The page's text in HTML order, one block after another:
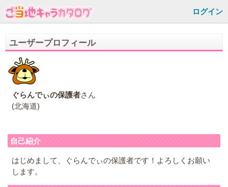
ログイン
ユーザープロフィール
ぐらんでぃの保護者さん
(北海道)
自己紹介
はじめまして、ぐらんでぃの保護者です！よろしくお願い
します。